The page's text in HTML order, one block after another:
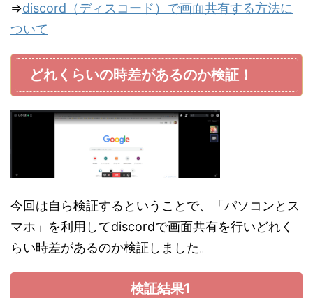
⇒discord（ディスコード）で画面共有する方法に
ついて
どれくらいの時差があるのか検証！
今回は自ら検証するということで、「パソコンとス
マホ」を利用してdiscordで画面共有を行いどれく
らい時差があるのか検証しました。
検証結果1